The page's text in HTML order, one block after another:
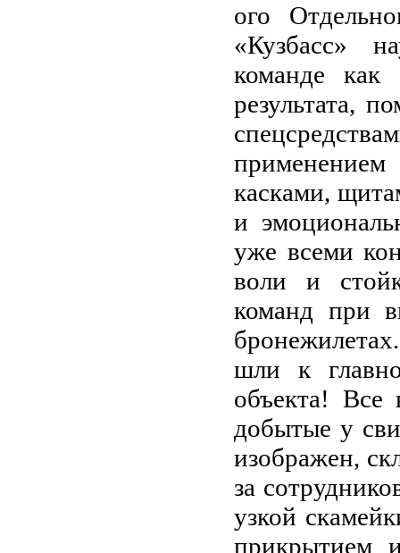
ого
«Кузбасс»
команде как
результата,
применением
касками,
и
уже всеми
воли и
команд при
шли к
объекта!
добытые у
изображен,
за
узкой
прикрытием